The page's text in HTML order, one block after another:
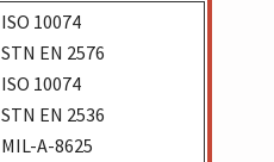
ISO 10074
STN EN 2576
ISO 10074
STN EN 2536
MIL-A-8625